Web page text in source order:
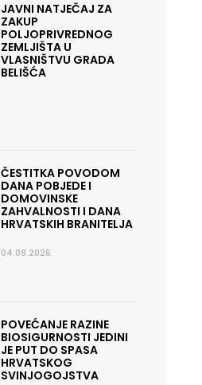
JAVNI NATJEČAJ ZA
ZAKUP
POLJOPRIVREDNOG
ZEMLJIŠTA U
VLASNIŠTVU GRADA
BELIŠĆA
ČESTITKA POVODOM
DANA POBJEDE I
DOMOVINSKE
ZAHVALNOSTI I DANA
HRVATSKIH BRANITELJA
04.08.2026.
POVEĆANJE RAZINE
BIOSIGURNOSTI JEDINI
JE PUT DO SPASA
HRVATSKOG
SVINJOGOJSTVA